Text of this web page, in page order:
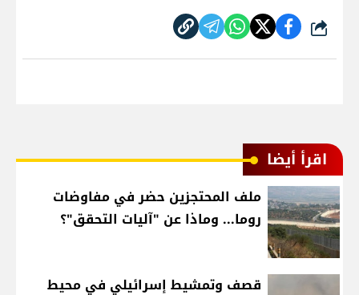
شارك
اقرأ أيضا
ملف المحتجزين حضر في مفاوضات
روما... وماذا عن "آليات التحقق"؟
قصف وتمشيط إسرائيلي في محيط